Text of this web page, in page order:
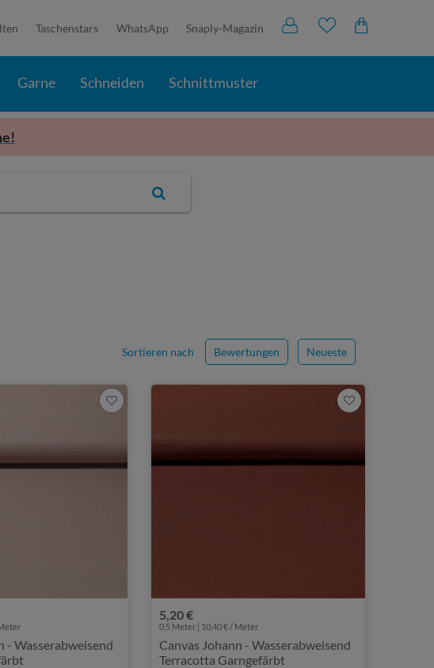
Taschenstars WhatsApp Snaply-Magazin
Garne Schneiden Schnittmuster
Sortieren nach Bewertungen Neueste
- Wasserabweisend
5,20 €
0,5 Meter | 10,40 € / Meter
Canvas Johann - Wasserabweisend
Terracotta Garngefärbt